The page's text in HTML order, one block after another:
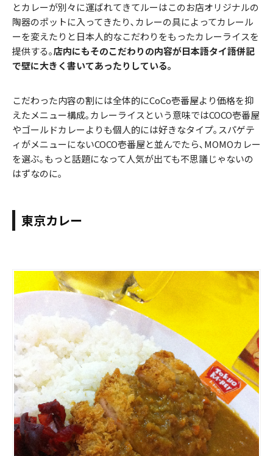
とカレーが別々に運ばれてきてルーはこのお店オリジナルの
陶器のポットに入ってきたり､カレーの具によってカレール
ーを変えたりと日本人的なこだわりをもったカレーライスを
提供する｡店内にもそのこだわりの内容が日本語タイ語併記
で壁に大きく書いてあったりしている｡
こだわった内容の割には全体的にCoCo壱番屋より価格を抑
えたメニュー構成｡カレーライスという意味ではCOCO壱番屋
やゴールドカレーよりも個人的には好きなタイプ｡スパゲテ
ィがメニューにないCOCO壱番屋と並んでたら､MOMOカレー
を選ぶ｡もっと話題になって人気が出ても不思議じゃないの
はずなのに｡
東京カレー